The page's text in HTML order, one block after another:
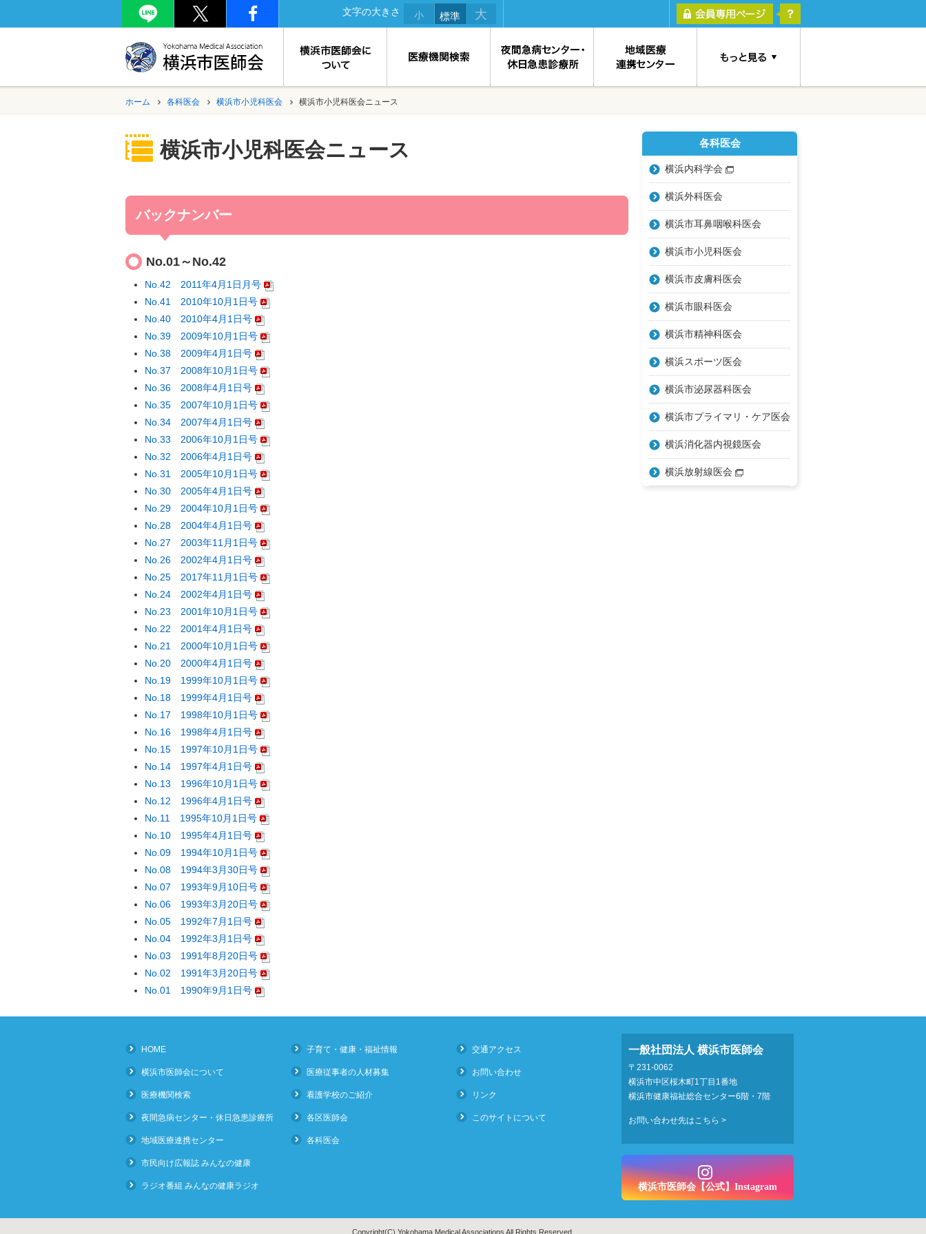
文字の大きさ 小 標準 大
ホーム 各科医会 横浜市小児科医会 横浜市小児科医会ニュース
横浜市小児科医会ニュース
バックナンバー
No.01～No.42
No.42 2011年4月1日月号
No.41 2010年10月1日号
No.40 2010年4月1日号
No.39 2009年10月1日号
No.38 2009年4月1日号
No.37 2008年10月1日号
No.36 2008年4月1日号
No.35 2007年10月1日号
No.34 2007年4月1日号
No.33 2006年10月1日号
No.32 2006年4月1日号
No.31 2005年10月1日号
No.30 2005年4月1日号
No.29 2004年10月1日号
No.28 2004年4月1日号
No.27 2003年11月1日号
No.26 2002年4月1日号
No.25 2017年11月1日号
No.24 2002年4月1日号
No.23 2001年10月1日号
No.22 2001年4月1日号
No.21 2000年10月1日号
No.20 2000年4月1日号
No.19 1999年10月1日号
No.18 1999年4月1日号
No.17 1998年10月1日号
No.16 1998年4月1日号
No.15 1997年10月1日号
No.14 1997年4月1日号
No.13 1996年10月1日号
No.12 1996年4月1日号
No.11 1995年10月1日号
No.10 1995年4月1日号
No.09 1994年10月1日号
No.08 1994年3月30日号
No.07 1993年9月10日号
No.06 1993年3月20日号
No.05 1992年7月1日号
No.04 1992年3月1日号
No.03 1991年8月20日号
No.02 1991年3月20日号
No.01 1990年9月1日号
各科医会
横浜内科学会
横浜外科医会
横浜市耳鼻咽喉科医会
横浜市小児科医会
横浜市皮膚科医会
横浜市眼科医会
横浜市精神科医会
横浜スポーツ医会
横浜市泌尿器科医会
横浜市プライマリ・ケア医会
横浜消化器内視鏡医会
横浜放射線医会
HOME
横浜市医師会について
医療機関検索
夜間急病センター・休日急患診療所
地域医療連携センター
市民向け広報誌 みんなの健康
ラジオ番組 みんなの健康ラジオ
子育て・健康・福祉情報
医療従事者の人材募集
看護学校のご紹介
各区医師会
各科医会
交通アクセス
お問い合わせ
リンク
このサイトについて
一般社団法人 横浜市医師会
〒231-0062
横浜市中区桜木町1丁目1番地
横浜市健康福祉総合センター6階・7階
お問い合わせ先はこちら >
横浜市医師会【公式】Instagram
Copyright(C) Yokohama Medical Associations All Rights Reserved.